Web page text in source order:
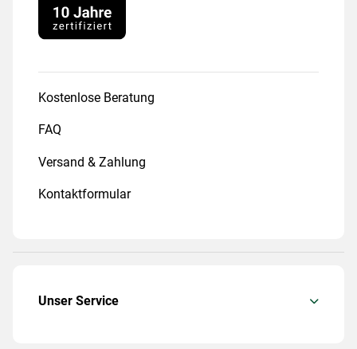
Kostenlose Beratung
FAQ
Versand & Zahlung
Kontaktformular
Unser Service